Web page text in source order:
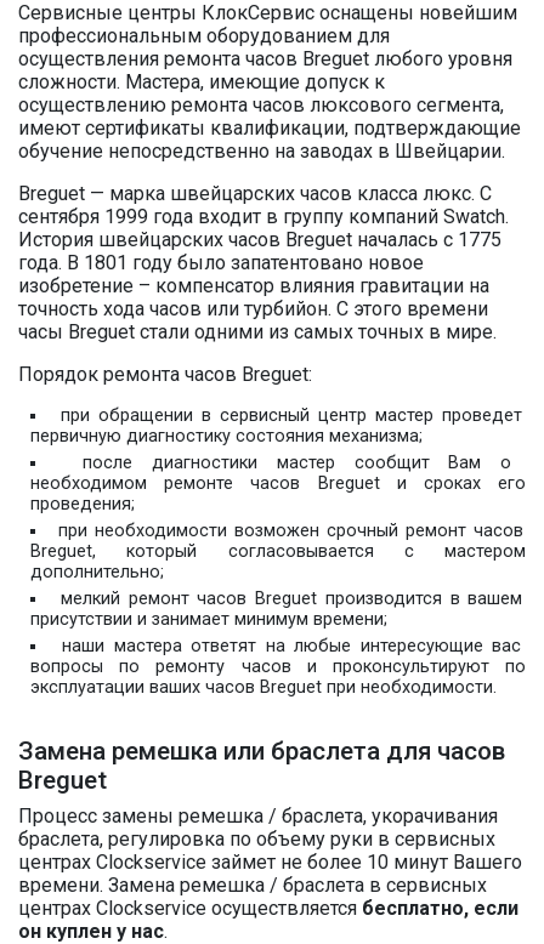
Сервисные центры КлокСервис оснащены новейшим
профессиональным оборудованием для
осуществления ремонта часов Breguet любого уровня
сложности. Мастера, имеющие допуск к
осуществлению ремонта часов люксового сегмента,
имеют сертификаты квалификации, подтверждающие
обучение непосредственно на заводах в Швейцарии.
Breguet — марка швейцарских часов класса люкс. С
сентября 1999 года входит в группу компаний Swatch.
История швейцарских часов Breguet началась с 1775
года. В 1801 году было запатентовано новое
изобретение – компенсатор влияния гравитации на
точность хода часов или турбийон. С этого времени
часы Breguet стали одними из самых точных в мире.
Порядок ремонта часов Breguet:
при обращении в сервисный центр мастер проведет
первичную диагностику состояния механизма;
после диагностики мастер сообщит Вам о
необходимом ремонте часов Breguet и сроках его
проведения;
при необходимости возможен срочный ремонт часов
Breguet, который согласовывается с мастером
дополнительно;
мелкий ремонт часов Breguet производится в вашем
присутствии и занимает минимум времени;
наши мастера ответят на любые интересующие вас
вопросы по ремонту часов и проконсультируют по
эксплуатации ваших часов Breguet при необходимости.
Замена ремешка или браслета для часов
Breguet
Процесс замены ремешка / браслета, укорачивания
браслета, регулировка по объему руки в сервисных
центрах Clockservice займет не более 10 минут Вашего
времени. Замена ремешка / браслета в сервисных
центрах Clockservice осуществляется бесплатно, если
он куплен у нас.